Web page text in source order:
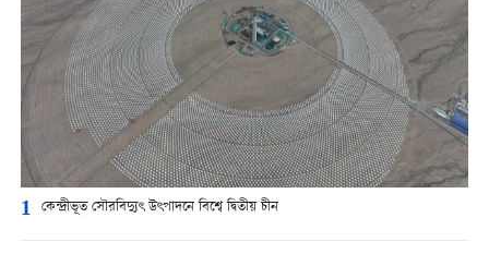
1 কেন্দ্রীভূত সৌরবিদ্যুৎ উৎপাদনে বিশ্বে দ্বিতীয় চীন